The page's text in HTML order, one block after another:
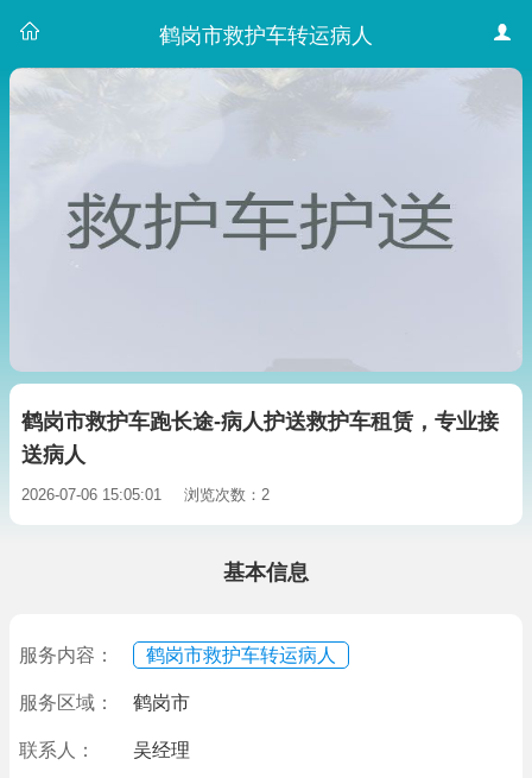
鹤岗市救护车转运病人
鹤岗市救护车跑长途-病人护送救护车租赁，专业接
送病人
2026-07-06 15:05:01 浏览次数：2
基本信息
服务内容： 鹤岗市救护车转运病人
服务区域： 鹤岗市
联系人： 吴经理